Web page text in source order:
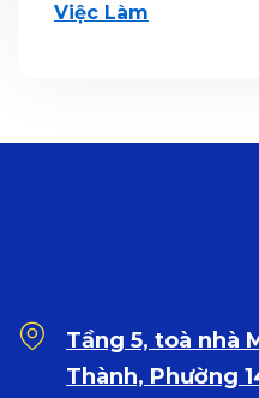
Việc Làm
Tầng 5, toà nhà
Thành, Phường